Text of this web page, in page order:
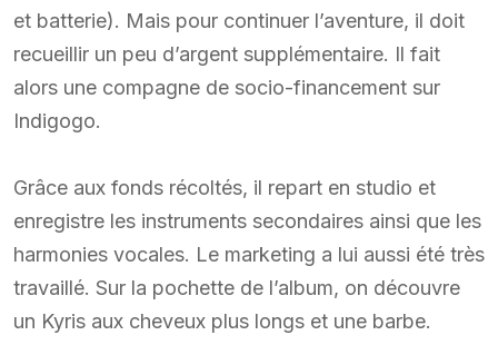
et batterie). Mais pour continuer l’aventure, il doit
recueillir un peu d’argent supplémentaire. Il fait
alors une compagne de socio-financement sur
Indigogo.
Grâce aux fonds récoltés, il repart en studio et
enregistre les instruments secondaires ainsi que les
harmonies vocales. Le marketing a lui aussi été très
travaillé. Sur la pochette de l’album, on découvre
un Kyris aux cheveux plus longs et une barbe.